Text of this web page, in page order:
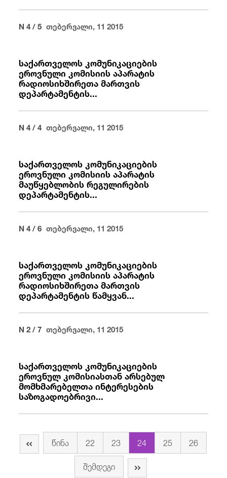
N 4 / 5 თებერვალი, 11 2015
საქართველოს კომუნიკაციების
ეროვნული კომისიის აპარატის
რადიოსიხშირეთა მართვის
დეპარტამენტის...
N 4 / 4 თებერვალი, 11 2015
საქართველოს კომუნიკაციების
ეროვნული კომისიის აპარატის
მაუწყებლობის რეგულირების
დეპარტამენტის...
N 4 / 6 თებერვალი, 11 2015
საქართველოს კომუნიკაციების
ეროვნული კომისიის აპარატის
რადიოსიხშირეთა მართვის
დეპარტამენტის წამყვან...
N 2 / 7 თებერვალი, 11 2015
საქართველოს კომუნიკაციების
ეროვნულ კომისიასთან არსებულ
მომხმარებელთა ინტერესების
საზოგადოებრივი...
წინა 22 23 24 25
26
შემდეგი